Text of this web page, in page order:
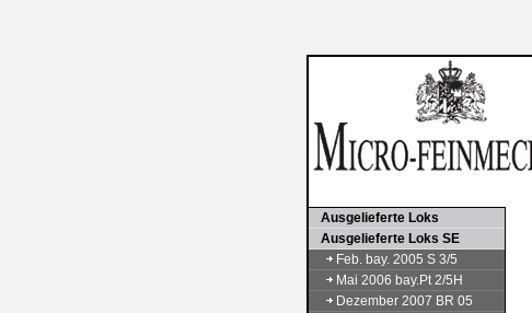
Ausgelieferte Loks
Ausgelieferte Loks SE
Feb. bay. 2005 S 3/5
Mai 2006 bay.Pt 2/5H
Dezember 2007 BR 05